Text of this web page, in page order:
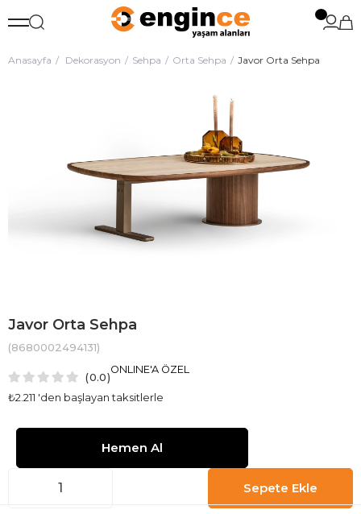
Anasayfa Dekorasyon Sehpa Orta Sehpa Javor Orta Sehpa
Javor Orta Sehpa
(8680002494131)
0.0
₺2.211 'den başlayan taksitlerle
ONLINE'A ÖZEL